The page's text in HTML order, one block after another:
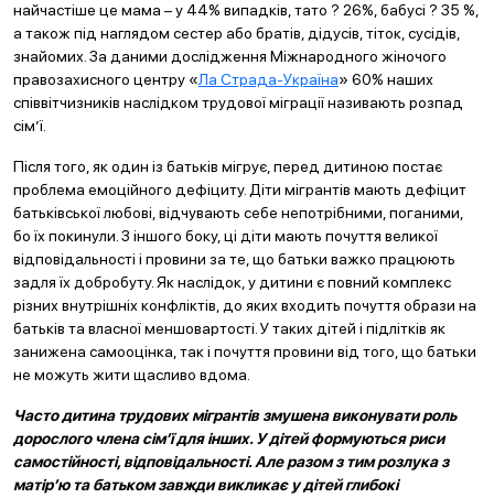
найчастіше це мама – у 44% випадків, тато ? 26%, бабусі ? 35 %,
а також під наглядом сестер або братів, дідусів, тіток, сусідів,
знайомих. За даними дослідження Міжнародного жіночого
правозахисного центру «Ла Страда-Україна» 60% наших
співвітчизників наслідком трудової міграції називають розпад
сім’ї.
Після того, як один із батьків мігрує, перед дитиною постає
проблема емоційного дефіциту. Діти мігрантів мають дефіцит
батьківської любові, відчувають себе непотрібними, поганими,
бо їх покинули. З іншого боку, ці діти мають почуття великої
відповідальності і провини за те, що батьки важко працюють
задля їх добробуту. Як наслідок, у дитини є повний комплекс
різних внутрішніх конфліктів, до яких входить почуття образи на
батьків та власної меншовартості. У таких дітей і підлітків як
занижена самооцінка, так і почуття провини від того, що батьки
не можуть жити щасливо вдома.
Часто дитина трудових мігрантів змушена виконувати роль
дорослого члена сім’ї для інших. У дітей формуються риси
самостійності, відповідальності. Але разом з тим розлука з
матір’ю та батьком завжди викликає у дітей глибокі